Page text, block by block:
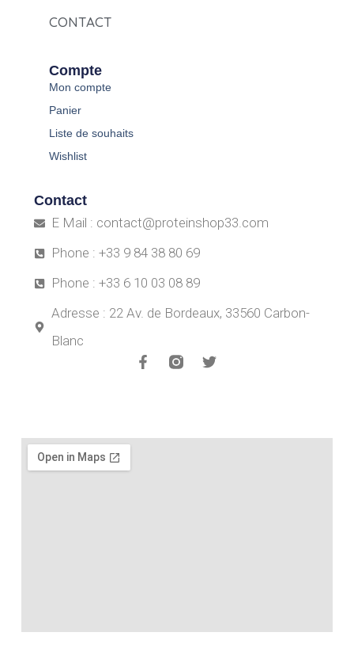
CONTACT
Compte
Mon compte
Panier
Liste de souhaits
Wishlist
Contact
E Mail : contact@proteinshop33.com
Phone : +33 9 84 38 80 69
Phone : +33 6 10 03 08 89
Adresse : 22 Av. de Bordeaux, 33560 Carbon-
Blanc